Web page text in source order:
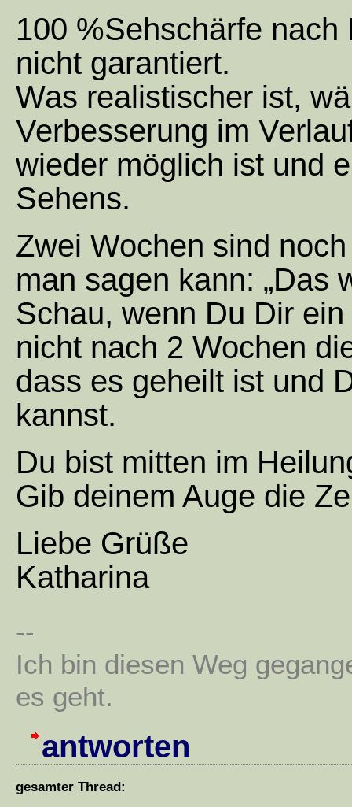
100 %Sehschärfe
nicht garantiert.
Was realistischer ist,
Verbesserung im
wieder möglich ist und
Sehens.
Zwei Wochen sind
man sagen kann: „Das
Schau, wenn Du Dir
nicht nach 2 Wochen
dass es geheilt ist und
kannst.
Du bist mitten im
Gib deinem Auge die
Liebe Grüße
Katharina
--
Ich bin diesen Weg
es geht.
antworten
gesamter Thread: